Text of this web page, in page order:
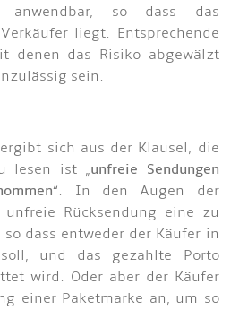
anwendbar, so dass das
liegt. Entsprechende
denen das Risiko abgewälzt
sein.
sich aus der Klausel, die
lesen ist „unfreie Sendungen
“. In den Augen der
Rücksendung eine zu
dass entweder der Käufer in
und das gezahlte Porto
wird. Oder aber der Käufer
einer Paketmarke an, um so